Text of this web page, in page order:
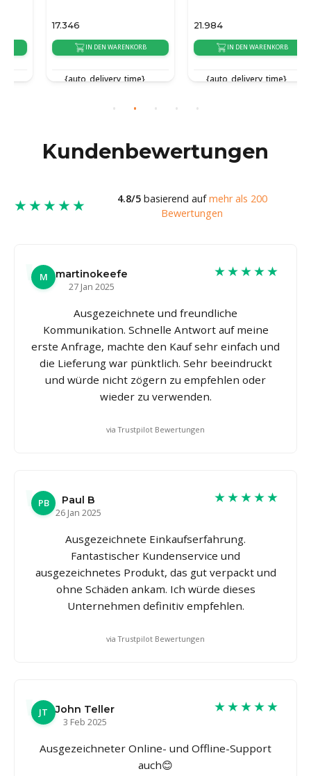
17.346
IN DEN WARENKORB
{auto_delivery_time}
21.984
IN DEN WARENKORB
{auto_delivery_time}
Kundenbewertungen
★★★★★ 4.8/5basierend aufmehr als 200
Bewertungen
M
martinokeefe
27 Jan 2025
★★★★★
Ausgezeichnete und freundliche
Kommunikation. Schnelle Antwort auf meine
erste Anfrage, machte den Kauf sehr einfach und
die Lieferung war pünktlich. Sehr beeindruckt
und würde nicht zögern zu empfehlen oder
wieder zu verwenden.
via Trustpilot Bewertungen
PB
Paul B
26 Jan 2025
★★★★★
Ausgezeichnete Einkaufserfahrung.
Fantastischer Kundenservice und
ausgezeichnetes Produkt, das gut verpackt und
ohne Schäden ankam. Ich würde dieses
Unternehmen definitiv empfehlen.
via Trustpilot Bewertungen
JT
John Teller
3 Feb 2025
★★★★★
Ausgezeichneter Online- und Offline-Support
auch😊